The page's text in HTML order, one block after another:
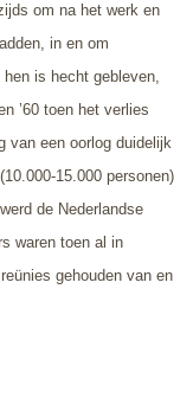
om na het werk en
in en om
hen is hecht gebleven,
’60 toen het verlies
van een oorlog duidelijk
15.000 personen)
de Nederlandse
waren toen al in
gehouden van en